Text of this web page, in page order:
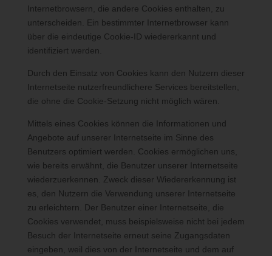
Internetbrowsern, die andere Cookies enthalten, zu
unterscheiden. Ein bestimmter Internetbrowser kann
über die eindeutige Cookie-ID wiedererkannt und
identifiziert werden.
Durch den Einsatz von Cookies kann den Nutzern dieser
Internetseite nutzerfreundlichere Services bereitstellen,
die ohne die Cookie-Setzung nicht möglich wären.
Mittels eines Cookies können die Informationen und
Angebote auf unserer Internetseite im Sinne des
Benutzers optimiert werden. Cookies ermöglichen uns,
wie bereits erwähnt, die Benutzer unserer Internetseite
wiederzuerkennen. Zweck dieser Wiedererkennung ist
es, den Nutzern die Verwendung unserer Internetseite
zu erleichtern. Der Benutzer einer Internetseite, die
Cookies verwendet, muss beispielsweise nicht bei jedem
Besuch der Internetseite erneut seine Zugangsdaten
eingeben, weil dies von der Internetseite und dem auf
Die Internetseite erfasst mit jedem Aufruf der Internetseite durch
eine betroffene Person oder ein automatisiertes System eine
Reihe von allgemeinen Daten und Informationen. Diese
des Servers gespeichert. Erfasst werden können die (1)
verwendeten Browsertypen und Versionen, (2) das vom
zugreifenden System verwendete Betriebssystem, (3) die
Internetseite gelangt (sogenannte Referrer), (4) die
Unterwebseiten, welche über ein zugreifendes System auf
unserer Internetseite angesteuert werden, (5) das Datum und
die Uhrzeit eines Zugriffs auf die Internetseite, (6) eine Internet-
Protokoll-Adresse (IP-Adresse), (7) der Internet-Service-
Provider des zugreifenden Systems und (8) sonstige ähnliche
Daten und Informationen, die der Gefahrenabwehr im Falle von
Angriffen auf unsere informationstechnologischen Systeme
dienen.